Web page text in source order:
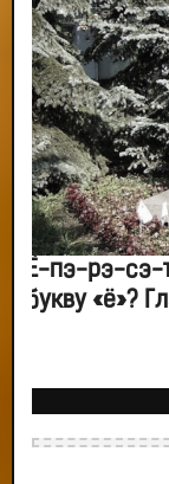
Ё-пэ-рэ-сэ-
букву «ё»?